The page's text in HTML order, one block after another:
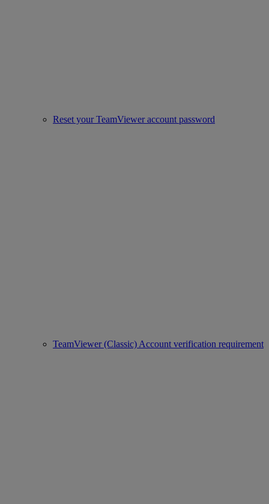
Reset your TeamViewer account password
TeamViewer (Classic) Account verification requirement